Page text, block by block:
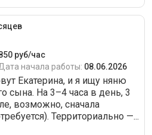
руб/час
начала работы: 08.06.2026
Екатерина, и я ищу няню
сына. На 3–4 часа в день, 3
возможно, сначала
Территориально —...